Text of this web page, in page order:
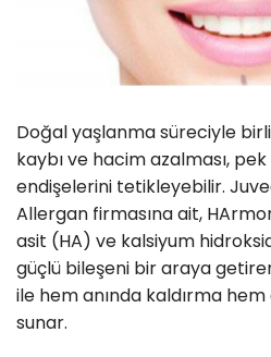
Doğal yaşlanma süreciyle
kaybı ve hacim azalması,
endişelerini tetikleyebilir.
Allergan firmasına ait,
asit (HA) ve kalsiyum
güçlü bileşeni bir araya
ile hem anında kaldırma
sunar.